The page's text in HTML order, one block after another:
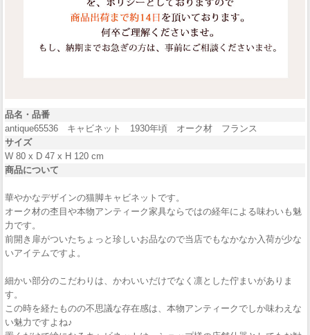
品名・品番
antique65536 キャビネット 1930年頃 オーク材 フランス
サイズ
W 80 x D 47 x H 120 cm
商品について
華やかなデザインの猫脚キャビネットです。
オーク材の杢目や本物アンティーク家具ならではの経年による味わいも魅
力です。
前開き扉がついたちょっと珍しいお品なので当店でもなかなか入荷が少な
いアイテムですよ。
細かい部分のこだわりは、かわいいだけでなく凛とした佇まいがありま
す。
この時を経たものの不思議な存在感は、本物アンティークでしか味わえな
い魅力ですよね♪